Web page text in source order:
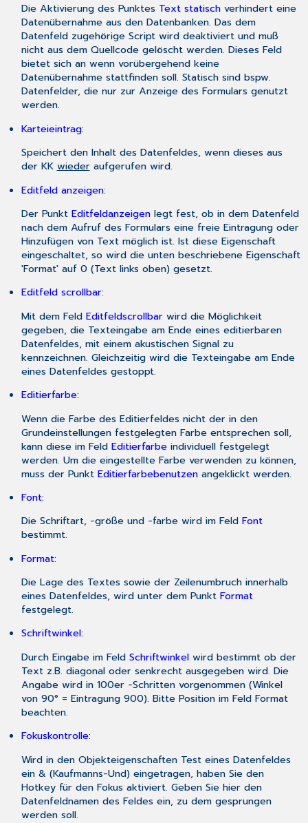
Die Aktivierung des Punktes Text statischverhindert eine
Datenübernahme aus den Datenbanken. Das dem
Datenfeld zugehörige Script wird deaktiviert und muß
nicht aus dem Quellcode gelöscht werden. Dieses Feld
bietet sich an wenn vorübergehend keine
Datenübernahme stattfinden soll. Statisch sind bspw.
Datenfelder, die nur zur Anzeige des Formulars genutzt
werden.
Karteieintrag:
Speichert den Inhalt des Datenfeldes, wenn dieses aus
der KK wiederaufgerufen wird.
Editfeld anzeigen:
Der Punkt Editfeldanzeigenlegt fest, ob in dem Datenfeld
nach dem Aufruf des Formulars eine freie Eintragung oder
Hinzufügen von Text möglich ist. Ist diese Eigenschaft
eingeschaltet, so wird die unten beschriebene Eigenschaft
'Format' auf 0 (Text links oben) gesetzt.
Editfeld scrollbar:
Mit dem Feld Editfeldscrollbarwird die Möglichkeit
gegeben, die Texteingabe am Ende eines editierbaren
Datenfeldes, mit einem akustischen Signal zu
kennzeichnen. Gleichzeitig wird die Texteingabe am Ende
eines Datenfeldes gestoppt.
Editierfarbe:
Wenn die Farbe des Editierfeldes nicht der in den
Grundeinstellungen festgelegten Farbe entsprechen soll,
kann diese im Feld Editierfarbeindividuell festgelegt
werden. Um die eingestellte Farbe verwenden zu können,
muss der Punkt Editierfarbebenutzenangeklickt werden.
Font:
Die Schriftart, -größe und -farbe wird im Feld Font
bestimmt.
Format:
Die Lage des Textes sowie der Zeilenumbruch innerhalb
eines Datenfeldes, wird unter dem Punkt Format
festgelegt.
Schriftwinkel:
Durch Eingabe im Feld Schriftwinkelwird bestimmt ob der
Text z.B. diagonal oder senkrecht ausgegeben wird. Die
Angabe wird in 100er -Schritten vorgenommen (Winkel
von 90° = Eintragung 900). Bitte Position im Feld Format
beachten.
Fokuskontrolle:
Wird in den Objekteigenschaften Test eines Datenfeldes
ein & (Kaufmanns-Und) eingetragen, haben Sie den
Hotkey für den Fokus aktiviert. Geben Sie hier den
Datenfeldnamen des Feldes ein, zu dem gesprungen
werden soll.